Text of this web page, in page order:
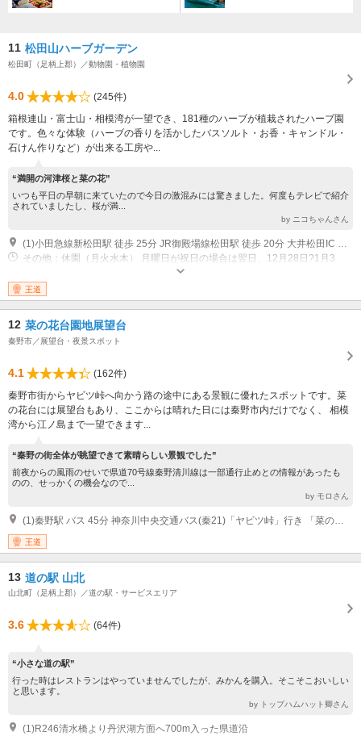
11 松田山ハーブガーデン
松田町（足柄上郡）／動物園・植物園
4.0
(245件)
箱根連山・富士山・相模湾が一望でき、181種のハーブが植栽されたハーブ園
です。色々な体験（ハーブの香りを活かしたバスソルト・お香・キャンドル・
石けん作りなど）が出来る工房や...
“満開の河津桜と菜の花”
いつも平日の早朝に来ていたので今日の激混みには驚きました。何度もテレビで紹介
されていましたし、桜が満...
by ニコちゃんさん
その他：休園（月火水木） 月曜日が祝日の場合は翌日、12月28日?1月3
日、その他臨時休園有 開園 11月?2月 9:00?16:00 イベント期間中は営業時
間の延長あり 開園 3月?10月 9:00?17:00
王道
12 菜の花台園地展望台
秦野市／展望台・夜景スポット
4.1
(162件)
秦野市街からヤビツ峠へ向かう路の途中にある景観に優れたスポットです。菜
の花台には展望台もあり、ここからは晴れた日には秦野市内だけでなく、 相模
湾から江ノ島まで一望できます...
“秦野の街全体が眺望できて素晴らしい景観でした”
前夜からの風雨のせいで県道70号線秦野清川線は一部通行止めとの情報があったも
のの、せっかくの機会なので...
by モロさん
王道
13 道の駅 山北
山北町（足柄上郡）／道の駅・サービスエリア
3.6 (64件)
“小さな道の駅”
行った時はレストランはやっていませんでしたが、みかんを購入。そこそこおいしい
と思います。
by トップハムハット卿さん
(1)R246清水橋より丹沢湖方面へ700m入った県道沿